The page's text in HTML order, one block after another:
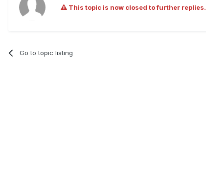
This topic is now closed to further replies.
Go to topic listing